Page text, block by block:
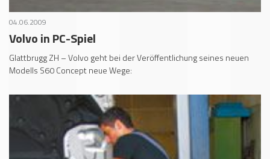
04.06.2009
Volvo in PC-Spiel
Glattbrugg ZH – Volvo geht bei der Veröffentlichung seines neuen
Modells S60 Concept neue Wege: